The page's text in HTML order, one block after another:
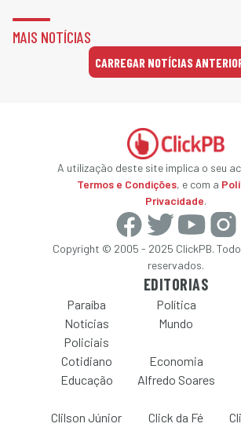
MAIS NOTÍCIAS
CARREGAR NOTÍCIAS
A utilização deste site implica o seu
Termos e Condições, e com a
Privacidade.
Copyright © 2005 - 2025 ClickPB.
reservados.
EDITORIAS
Paraíba Política
Notícias
Policiais
Mundo
Cotidiano Economia
Educação
Alfredo Soares
Clilson Júnior
Click da Fé